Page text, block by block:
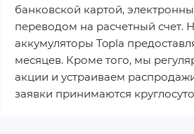
банковской картой,
переводом на расчетный счет.
аккумуляторы Topla
месяцев. Кроме того, мы
акции и устраиваем
заявки принимаются